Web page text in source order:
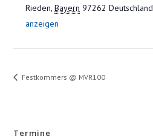
Rieden, Bayern 97262 Deutschland
anzeigen
Festkommers @ MVR100
Termine